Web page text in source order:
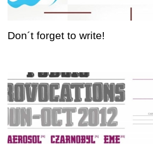
Don´t forget to write!